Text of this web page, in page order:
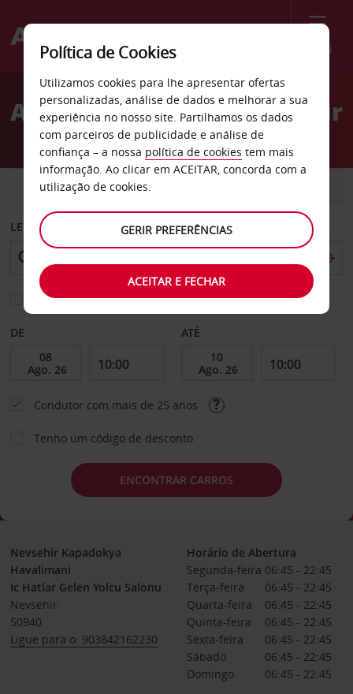
Menu
Welcome
AvisAluguer de carros Nevsehir
CARRO
LEVANTAR EM
Escolher uma estação de devolução diferente
DE ATÉ
Condutor com mais de 25 anos
Tenho um código de desconto
ENCONTRAR CARROS
Nevsehir Kapadokya
Havalimani
Ic Hatlar Gelen Yolcu Salonu
Nevsehir
50940
Ligue para o: 903842162230
Horário de Abertura
Segunda-feira 06:45 - 22:45
Terça-feira
06:45 - 22:45
Quarta-feira
06:45 - 22:45
Quinta-feira
06:45 - 22:45
Sexta-feira
06:45 - 22:45
Sábado
06:45 - 22:45
Domingo
06:45 - 22:45
Política de Cookies
Utilizamos cookies para lhe apresentar ofertas
personalizadas, análise de dados e melhorar a sua
experiência no nosso site. Partilhamos os dados
com parceiros de publicidade e análise de
confiança – a nossa política de cookies tem mais
informação. Ao clicar em ACEITAR, concorda com a
utilização de cookies.
GERIR PREFERÊNCIAS
ACEITAR E FECHAR